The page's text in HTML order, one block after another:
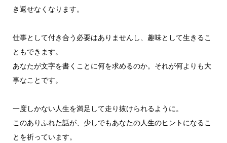
き返せなくなります。
仕事として付き合う必要はありませんし、趣味として生きるこ
ともできます。
あなたが文字を書くことに何を求めるのか。それが何よりも大
事なことです。
一度しかない人生を満足して走り抜けられるように。
このありふれた話が、少しでもあなたの人生のヒントになるこ
とを祈っています。